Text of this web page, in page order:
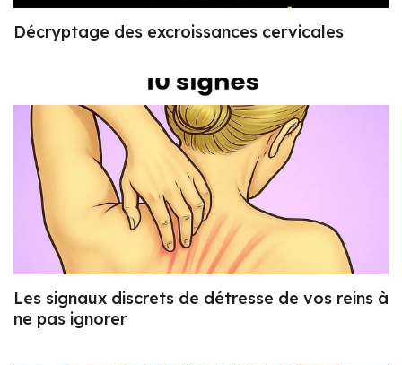
Décryptage des excroissances cervicales
Les signaux discrets de détresse de vos reins à
ne pas ignorer